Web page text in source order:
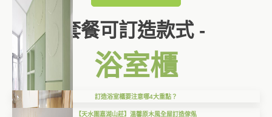
套餐可訂造款式 -
浴室櫃
訂造浴室櫃要注意哪4大重點？
【天水圍嘉湖山莊】溫馨原木風全屋訂造傢俬